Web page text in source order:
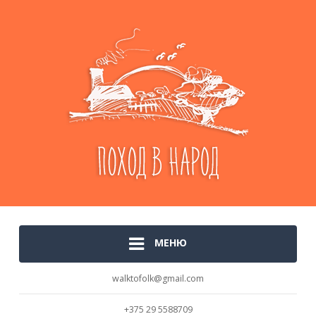
МЕНЮ
walktofolk@gmail.com
+375 29 5588709